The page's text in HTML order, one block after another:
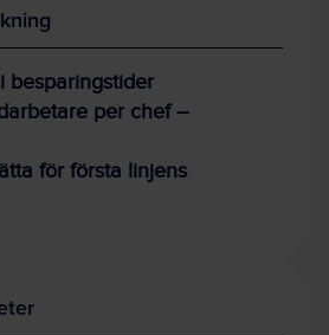
besparingstider
per chef –
för första linjens